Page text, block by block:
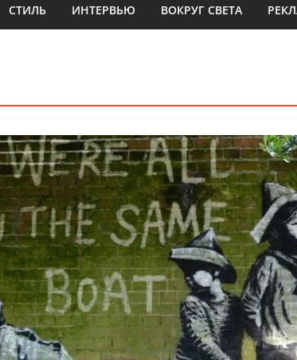
СТИЛЬ ИНТЕРВЬЮ ВОКРУГ СВЕТА